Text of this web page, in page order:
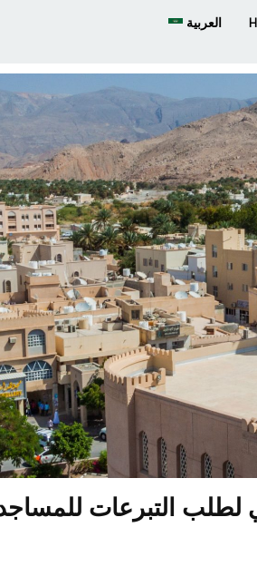
العربية
لطلب التبرعات